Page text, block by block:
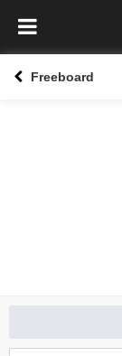
Freeboard